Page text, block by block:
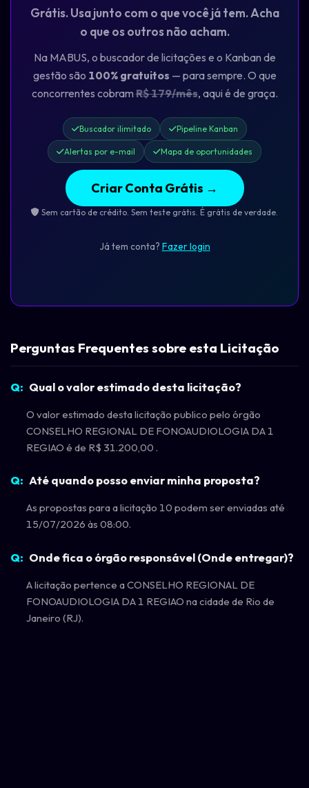
Grátis. Usa junto com o que você já tem. Acha
o que os outros não acham.
Na MABUS, o buscador de licitações e o Kanban de
gestão são 100% gratuitos — para sempre. O que
concorrentes cobramR$ 179/mês, aqui é de graça.
Buscador ilimitado Pipeline Kanban
Alertas por e-mail Mapa de oportunidades
Criar Conta Grátis →
Sem cartão de crédito. Sem teste grátis. É grátis de verdade.
Já tem conta? Fazer login
Perguntas Frequentes sobre esta Licitação
Qual o valor estimado desta licitação?
O valor estimado desta licitação publico pelo órgão
CONSELHO REGIONAL DE FONOAUDIOLOGIA DA 1
REGIAO é de R$ 31.200,00 .
Até quando posso enviar minha proposta?
As propostas para a licitação 10 podem ser enviadas até
15/07/2026 às 08:00.
Onde fica o órgão responsável (Onde entregar)?
A licitação pertence a CONSELHO REGIONAL DE
FONOAUDIOLOGIA DA 1 REGIAO na cidade de Rio de
Janeiro (RJ).